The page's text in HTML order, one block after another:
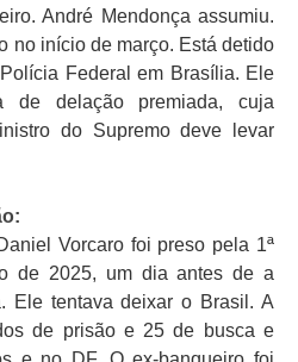
André Mendonça assumiu.
no início de março. Está detido
Federal em Brasília. Ele
de delação premiada, cuja
do Supremo deve levar
Vorcaro foi preso pela 1ª
de 2025, um dia antes de a
Ele tentava deixar o Brasil. A
de prisão e 25 de busca e